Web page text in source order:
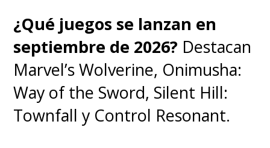
¿Qué juegos se lanzan en
septiembre de 2026? Destacan
Marvel’s Wolverine, Onimusha:
Way of the Sword, Silent Hill:
Townfall y Control Resonant.